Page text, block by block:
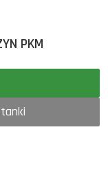
PKM